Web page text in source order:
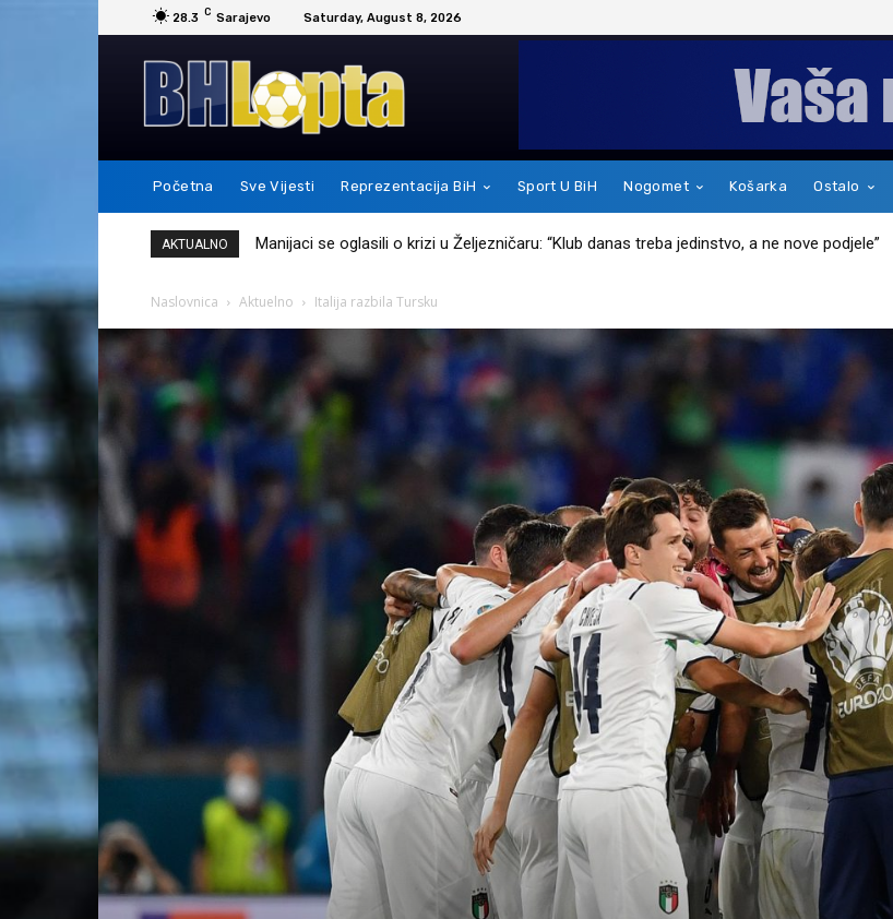
28.3 C Sarajevo Saturday, August 8, 2026
Početna Sve Vijesti Reprezentacija BiH Sport U BiH Nogomet Košarka Ostalo
AKTUALNO Messi je ovim potezom pokazao kakav je zapravo čovjek
Naslovnica Aktuelno Italija razbila Tursku